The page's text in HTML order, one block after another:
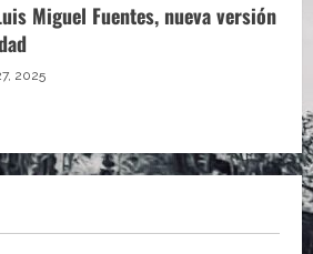
Miguel Fuentes, nueva versión
2025